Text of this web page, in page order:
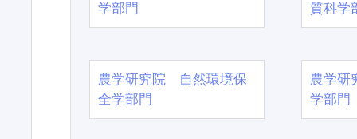
学部門
質科学
農学研究院 自然環境保
全学部門
農学
学部門